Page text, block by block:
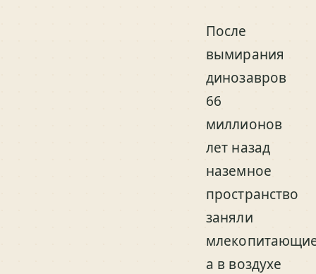
После
вымирания
динозавров
66
миллионов
лет назад
наземное
пространство
заняли
а в воздухе